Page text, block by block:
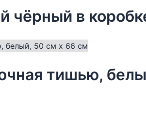
тишью,